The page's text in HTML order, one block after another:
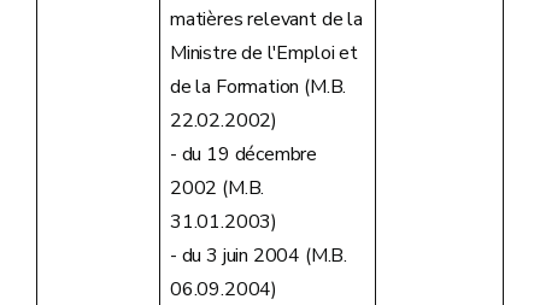
matières relevant de la
Ministre de l'Emploi et
de la Formation (M.B.
22.02.2002)
- du 19 décembre
2002 (M.B.
31.01.2003)
- du 3 juin 2004 (M.B.
06.09.2004)